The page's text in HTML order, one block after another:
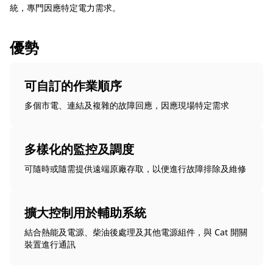
統，專門因應特定電力需求。
優勢
可自訂的作業順序
多個市電、連結及複雜的故障回應，因應現場特定需求
多樣化的監控及調度
可隨時或隨需提供遠端原廠存取，以便進行故障排除及維修
擴大控制用於輔助系統
結合熱能及電源、柴油後處理及其他電源組件，與 Cat 開關
裝置進行通訊